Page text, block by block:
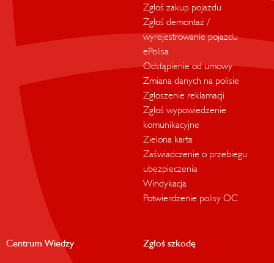
Zgłoś zakup pojazdu
Zgłoś demontaż /
wyrejestrowanie pojazdu
ePolisa
Odstąpienie od umowy
Zmiana danych na polisie
Zgłoszenie reklamacji
Zgłoś wypowiedzenie
komunikacyjne
Zielona karta
Zaświadczenie o przebiegu
ubezpieczenia
Windykacja
Potwierdzenie polisy OC
Centrum Wiedzy Zgłoś szkodę